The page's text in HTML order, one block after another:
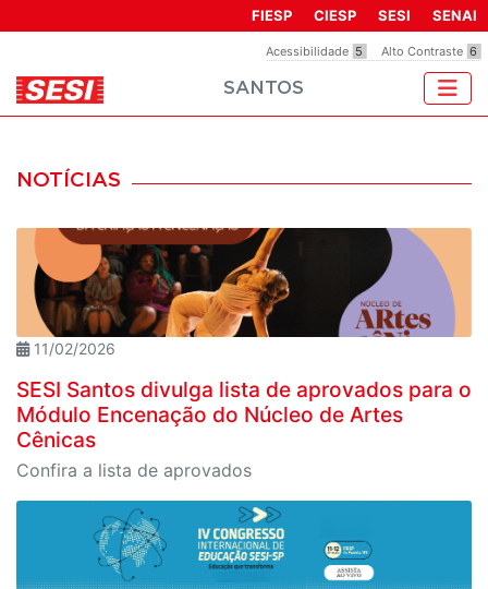
inclui
um
de
Acessibilidade 5 Alto Contraste 6
FIESP CIESP SESI SENAI
SANTOS
NOTÍCIAS
11/02/2026
SESI Santos divulga lista de aprovados para o
Módulo Encenação do Núcleo de Artes
Cênicas
Confira a lista de aprovados